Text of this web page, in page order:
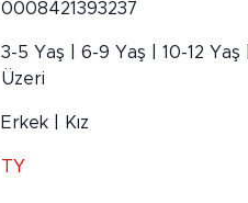
0008421393237
3-5 Yaş | 6-9 Yaş | 10-12 Yaş
Üzeri
Erkek | Kız
TY